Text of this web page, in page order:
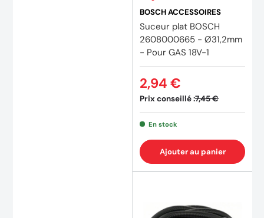
BOSCH ACCESSOIRES
Suceur plat BOSCH
2608000665 - Ø31,2mm
- Pour GAS 18V-1
Prix conseillé :7,45 €
2,94 €
En stock
Ajouter au panier